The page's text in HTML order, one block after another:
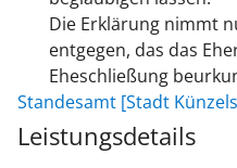
Die Erklärung nimmt
entgegen, das das
Eheschließung
Standesamt [Stadt
Leistungsdetails